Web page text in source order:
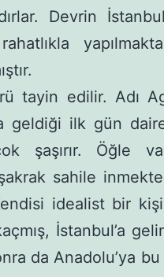
Dev­rin
tayin edilir. Adı
geldiği ilk gün
şaşırır. Öğle
sahile
idea­list bir
İstanbul’a
da Anadolu’ya bu